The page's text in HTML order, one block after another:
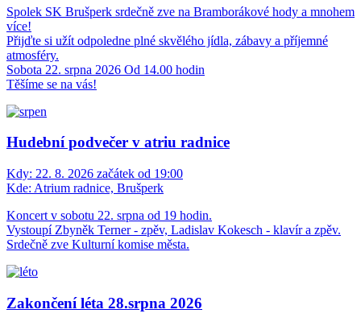
Spolek SK Brušperk srdečně zve na Bramborákové hody a mnohem
více!
Přijďte si užít odpoledne plné skvělého jídla, zábavy a příjemné
atmosféry.
Sobota 22. srpna 2026 Od 14.00 hodin
Těšíme se na vás!
Hudební podvečer v atriu radnice
Kdy: 22. 8. 2026 začátek od 19:00
Kde: Atrium radnice, Brušperk
Koncert v sobotu 22. srpna od 19 hodin.
Vystoupí Zbyněk Terner - zpěv, Ladislav Kokesch - klavír a zpěv.
Srdečně zve Kulturní komise města.
Zakončení léta 28.srpna 2026